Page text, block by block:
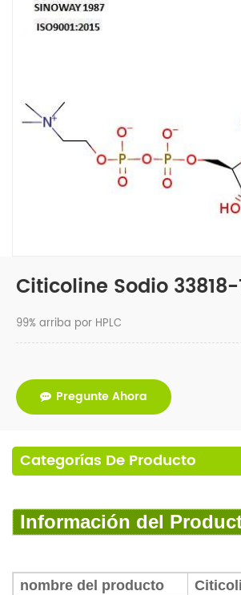
Citicoline Sodio
99% arriba por HPLC
Pregunte Ahora
Categorías De Producto
Información del
nombre del producto